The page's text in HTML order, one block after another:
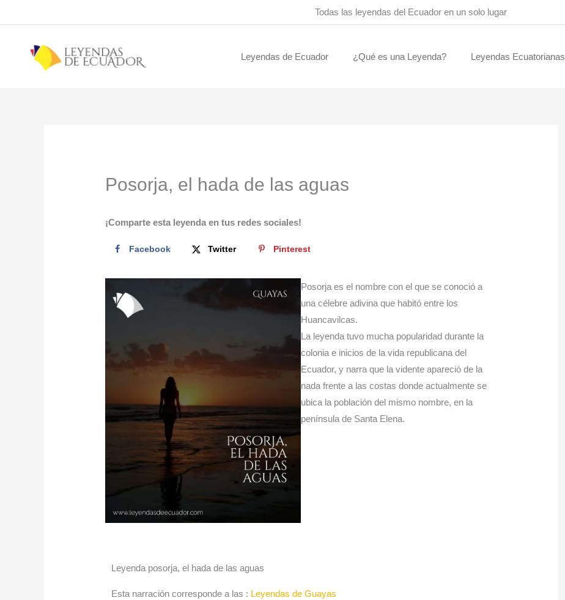
al
Todas las leyendas del Ecuador en un solo lugar
Leyendas de Ecuador ¿Qué es una Leyenda? Leyendas Ecuatorianas
Posorja, el hada de las aguas
¡Comparte esta leyenda en tus redes sociales!
Facebook Twitter Pinterest
Posorja es el nombre con el que se conoció a
una célebre adivina que habitó entre los
Huancavilcas.
La leyenda tuvo mucha popularidad durante la
colonia e inicios de la vida republicana del
Ecuador, y narra que la vidente apareció de la
nada frente a las costas donde actualmente se
ubica la población del mismo nombre, en la
península de Santa Elena.
Leyenda posorja, el hada de las aguas
Esta narración corresponde a las : Leyendas de Guayas